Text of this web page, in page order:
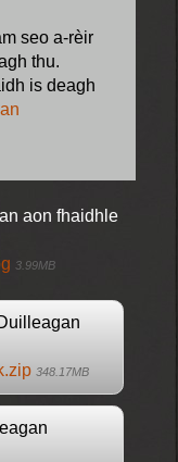
seo a-rèir
thu.
is deagh
aon fhaidhle
3.99MB
348.17MB